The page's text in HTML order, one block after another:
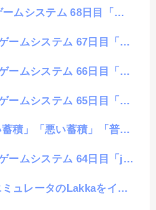
「スマホのタッチイベントに対応 その4」
目「スマホのタッチイベントに対応 その3」
目「スマホのタッチイベントに対応 その2」
目「スマホのタッチイベントに対応 その1」
「悪い蓄積」「普通の蓄積」
ム 64日目「javascriptでデータ圧縮」
タのLakkaをインストールした話